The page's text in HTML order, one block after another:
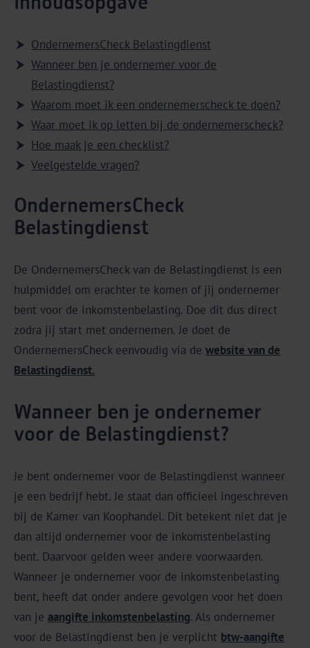
OndernemersCheck Belastingdienst
Wanneer ben je ondernemer voor de
Belastingdienst?
Waarom moet ik een ondernemerscheck te doen?
Waar moet ik op letten bij de ondernemerscheck?
Hoe maak je een checklist?
Veelgestelde vragen?
OndernemersCheck
Belastingdienst
De OndernemersCheck van de Belastingdienst is een
hulpmiddel om erachter te komen of jij ondernemer
bent voor de inkomstenbelasting. Doe dit dus direct
zodra jij start met ondernemen. Je doet de
OndernemersCheck eenvoudig via de website van de
Belastingdienst.
Wanneer ben je ondernemer
voor de Belastingdienst?
Je bent ondernemer voor de Belastingdienst wanneer
je een bedrijf hebt. Je staat dan officieel ingeschreven
bij de Kamer van Koophandel. Dit betekent niet dat je
dan altijd ondernemer voor de inkomstenbelasting
bent. Daarvoor gelden weer andere voorwaarden.
Wanneer je ondernemer voor de inkomstenbelasting
bent, heeft dat onder andere gevolgen voor het doen
van je aangifte inkomstenbelasting. Als ondernemer
voor de Belastingdienst ben je verplicht btw-aangifte